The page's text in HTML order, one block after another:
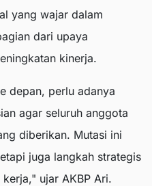
yang wajar dalam
dari upaya
kinerja.
depan, perlu adanya
agar seluruh anggota
diberikan. Mutasi ini
juga langkah strategis
ujar AKBP Ari.